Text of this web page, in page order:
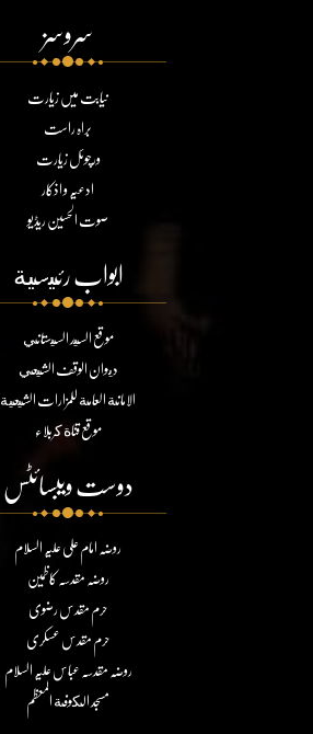
سروسز
نیابت میں زیارت
براہ راست
ورچوئل زیارت
ادعیہ و اذکار
صوت الحسین ریڈیو
ابواب رئيسية
موقع السيد السيستاني
ديوان الوقف الشيعي
الامانة العامة للمزارات الشيعية
موقع قناة كربلاء
دوست ویبسائٹس
روضہ امام علی علیہ السلام
روضہ مقدسہ کاظمین
حرم مقدس رضوی
حرم مقدس عسکری
روضہ مقدسہ عباس علیہ السلام
مسجد الكوفة المعظم